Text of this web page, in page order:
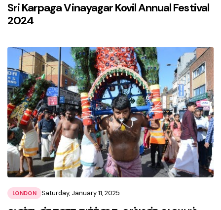
Sri Karpaga Vinayagar Kovil Annual Festival
2024
LONDON Saturday, January 11, 2025